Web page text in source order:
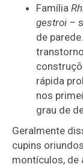
Família
gestroi –
de
rápida
nos
grau de
Geralmente
cupins
montículos, de